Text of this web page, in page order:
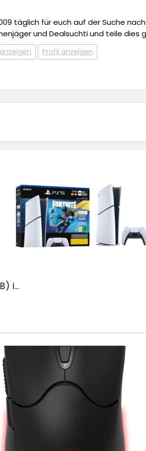
täglich für euch auf der Suche
und Dealsuchti und teile dies
Profil anzeigen
i...